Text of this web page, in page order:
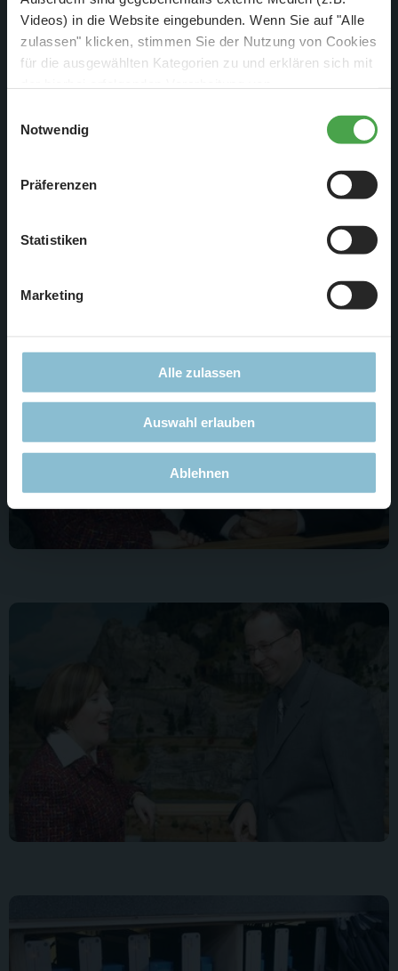
Videos) in die Website eingebunden. Wenn Sie auf "Alle
zulassen" klicken, stimmen Sie der Nutzung von Cookies
für die ausgewählten Kategorien zu und erklären sich mit
diese Einstellungen jederzeit über die Schaltfläche
zustimmen, beschränken wir uns auf die technisch
notwendigen Cookies. Weitere Informationen finden Sie in
Notwendig
Präferenzen
Statistiken
Marketing
Alle zulassen
Auswahl erlauben
Ablehnen